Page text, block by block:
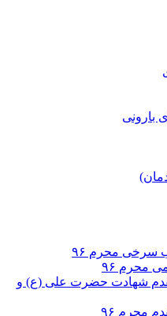
بارونی
محرم ۹۶
محرم ۹۶
شهادت حضرت علی (ع) و
محرم ۹۶